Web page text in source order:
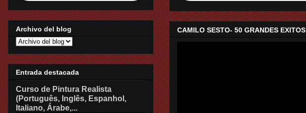
CAMILO SESTO- 50 GRANDES EXITOS
Archivo del blog
Entrada destacada
Curso de Pintura Realista
(Português, Inglês, Espanhol,
Italiano, Árabe,...